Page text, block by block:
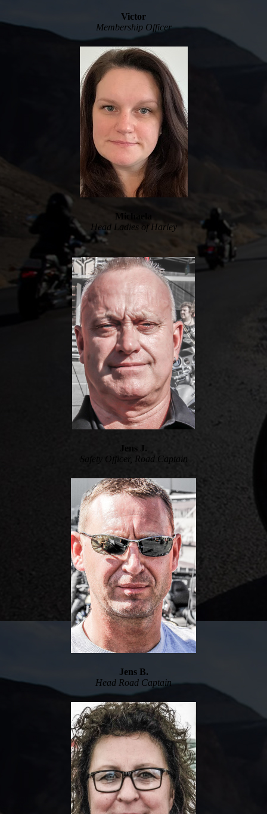
Victor
Membership Officer
Michaela
Head Ladies of Harley
Jens J.
Safety Officer, Road Captain
Jens B.
Head Road Captain